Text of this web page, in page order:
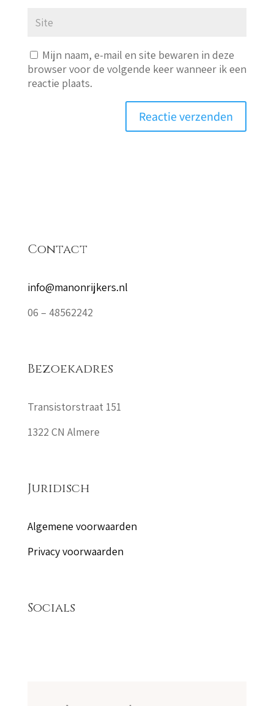
Mijn naam, e-mail en site bewaren in deze
browser voor de volgende keer wanneer ik een
reactie plaats.
Contact
info@manonrijkers.nl
06 – 48562242
Bezoekadres
Transistorstraat 151
1322 CN Almere
Juridisch
Algemene voorwaarden
Privacy voorwaarden
Socials